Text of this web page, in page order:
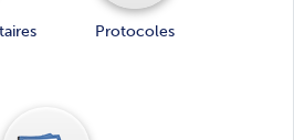
Protocoles